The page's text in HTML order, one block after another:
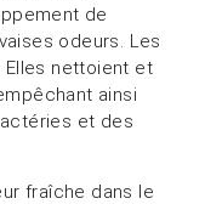
de
odeurs. Les
Elles nettoient et
ainsi
et des
fraîche dans le